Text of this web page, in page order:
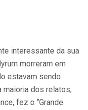
interessante da sua
morreram em
estavam sendo
maioria dos relatos,
fez o “Grande